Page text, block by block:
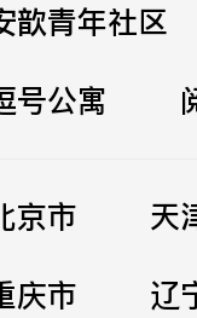
歆青年社区
号公寓
京市
天
庆市
辽
立即提交